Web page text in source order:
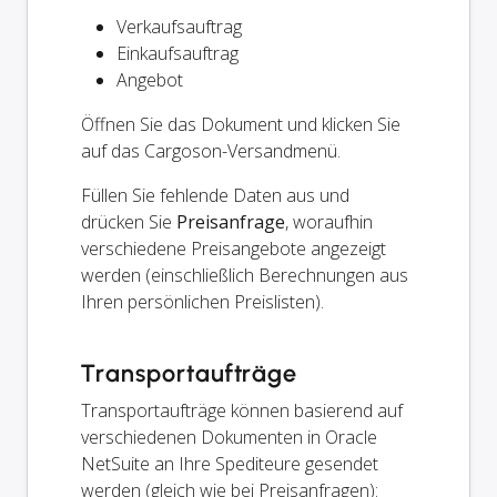
Verkaufsauftrag
Einkaufsauftrag
Angebot
Öffnen Sie das Dokument und klicken Sie
auf das Cargoson-Versandmenü.
Füllen Sie fehlende Daten aus und
drücken Sie Preisanfrage, woraufhin
verschiedene Preisangebote angezeigt
werden (einschließlich Berechnungen aus
Ihren persönlichen Preislisten).
Transportaufträge
Transportaufträge können basierend auf
verschiedenen Dokumenten in Oracle
NetSuite an Ihre Spediteure gesendet
werden (gleich wie bei Preisanfragen):